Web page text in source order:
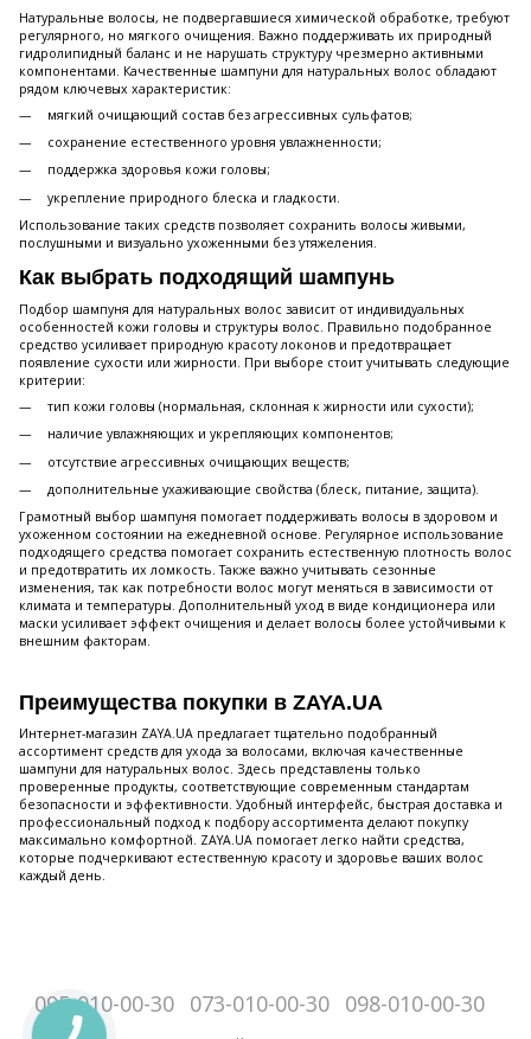
Натуральные волосы, не подвергавшиеся химической обработке, требуют
регулярного, но мягкого очищения. Важно поддерживать их природный
гидролипидный баланс и не нарушать структуру чрезмерно активными
компонентами. Качественные шампуни для натуральных волос обладают
рядом ключевых характеристик:
мягкий очищающий состав без агрессивных сульфатов;
сохранение естественного уровня увлажненности;
поддержка здоровья кожи головы;
укрепление природного блеска и гладкости.
Использование таких средств позволяет сохранить волосы живыми,
послушными и визуально ухоженными без утяжеления.
Как выбрать подходящий шампунь
Подбор шампуня для натуральных волос зависит от индивидуальных
особенностей кожи головы и структуры волос. Правильно подобранное
средство усиливает природную красоту локонов и предотвращает
появление сухости или жирности. При выборе стоит учитывать следующие
критерии:
тип кожи головы (нормальная, склонная к жирности или сухости);
наличие увлажняющих и укрепляющих компонентов;
отсутствие агрессивных очищающих веществ;
дополнительные ухаживающие свойства (блеск, питание, защита).
Грамотный выбор шампуня помогает поддерживать волосы в здоровом и
ухоженном состоянии на ежедневной основе. Регулярное использование
подходящего средства помогает сохранить естественную плотность волос
и предотвратить их ломкость. Также важно учитывать сезонные
изменения, так как потребности волос могут меняться в зависимости от
климата и температуры. Дополнительный уход в виде кондиционера или
маски усиливает эффект очищения и делает волосы более устойчивыми к
внешним факторам.
Преимущества покупки в ZAYA.UA
Интернет-магазин ZAYA.UA предлагает тщательно подобранный
ассортимент средств для ухода за волосами, включая качественные
шампуни для натуральных волос. Здесь представлены только
проверенные продукты, соответствующие современным стандартам
безопасности и эффективности. Удобный интерфейс, быстрая доставка и
профессиональный подход к подбору ассортимента делают покупку
максимально комфортной. ZAYA.UA помогает легко найти средства,
которые подчеркивают естественную красоту и здоровье ваших волос
каждый день.
095-010-00-30 073-010-00-30 098-010-00-30